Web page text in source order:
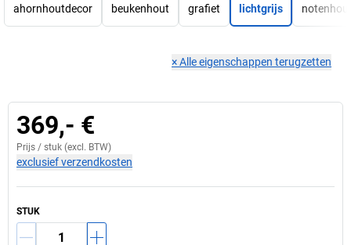
ahornhoutdecor beukenhout grafiet lichtgrijs
×Alle eigenschappen terugzetten
369,- €
Prijs / stuk (excl. BTW)
exclusief verzendkosten
STUK